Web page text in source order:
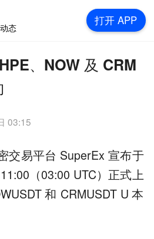
、NOW 及 CRM
03:15
交易平台 SuperEx 宣布于
（03:00 UTC）正式上
和 CRMUSDT U 本
态
打开 APP